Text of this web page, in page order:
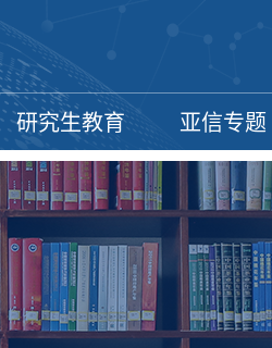
研究生教育 亚信专题